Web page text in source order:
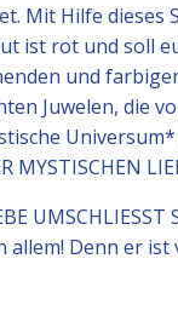
Mit Hilfe
ist rot und soll
und
Juwelen, die
MYSTISCHEN
Denn er